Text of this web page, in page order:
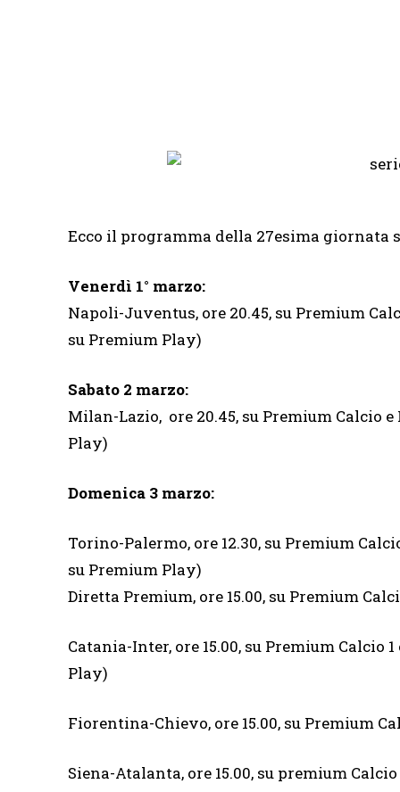
Ecco il programma della 27esima giornata
Venerdì 1° marzo:
Napoli-Juventus, ore 20.45, su Premium
su Premium Play)
Sabato 2 marzo:
Milan-Lazio, ore 20.45, su Premium Calcio
Play)
Domenica 3 marzo:
Torino-Palermo, ore 12.30, su Premium
su Premium Play)
Diretta Premium, ore 15.00, su Premium
Catania-Inter, ore 15.00, su Premium Calcio
Play)
Fiorentina-Chievo, ore 15.00, su Premium
Siena-Atalanta, ore 15.00, su premium Calcio